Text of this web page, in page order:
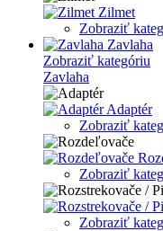
Zilmet
Zobraziť
Zavlaha
Zobraziť kategóriu
Zavlaha
Adaptér
Zobraziť
Zobraziť
Zobraziť